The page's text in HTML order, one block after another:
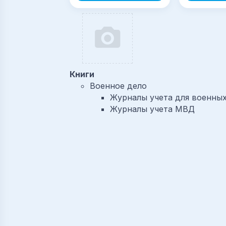
Книги
Военное дело
Журналы учета для
Журналы учета МВД